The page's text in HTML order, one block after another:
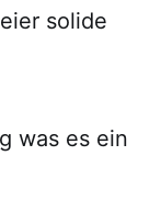
solide
was es ein